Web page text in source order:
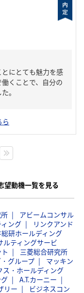
にとても魅力を感
くことで、自分の
。
望動機一覧を見る
アビームコンサル
ング
リンクアンド
研ホールディング
ルティングサービ
三菱総合研究所
グループ
マッキン
ス・ホールディング
A.T.カーニー
リー
ビジネスコン